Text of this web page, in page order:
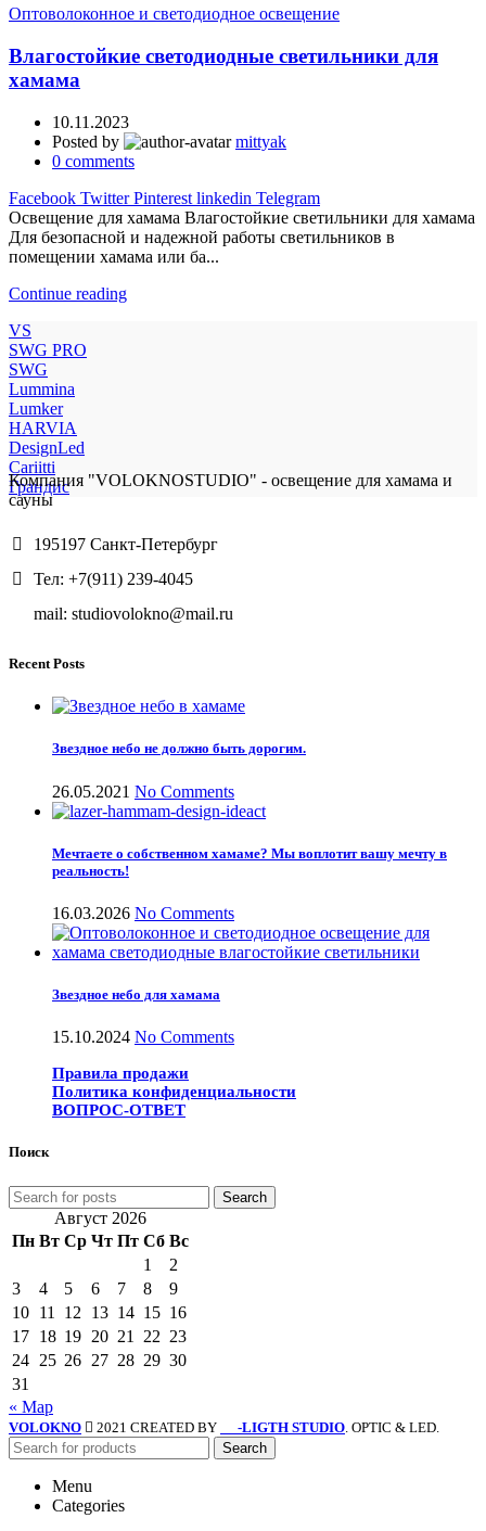
Оптоволоконное и светодиодное освещение
Влагостойкие светодиодные светильники для
хамама
10.11.2023
Posted by
mittyak
0 comments
Facebook Twitter Pinterest linkedin Telegram
Освещение для хамама Влагостойкие светильники для хамама
Для безопасной и надежной работы светильников в
помещении хамама или ба...
Continue reading
VS
SWG PRO
SWG
Lummina
Lumker
HARVIA
DesignLed
Cariitti
Грандис
Компания "VOLOKNOSTUDIO" - освещение для хамама и
сауны
195197 Санкт-Петербург
Тел: +7(911) 239-4045
mail: studiovolokno@mail.ru
Recent Posts
Звездное небо не должно быть дорогим.
26.05.2021 No Comments
Мечтаете о собственном хамаме? Мы воплотит вашу мечту в
реальность!
16.03.2026 No Comments
Звездное небо для хамама
15.10.2024 No Comments
Правила продажи
Политика конфиденциальности
ВОПРОС-ОТВЕТ
Поиск
Search
Август 2026
Пн Вт Ср Чт Пт Сб Вс
1
2
3
4 5 6 7 8
9
10 11 12 13 14 15 16
17 18 19 20 21 22 23
24 25 26 27 28 29 30
31
« Мар
VOLOKNO 2021 CREATED BY -LIGTH STUDIO . OPTIC & LED.
Search
Menu
Categories